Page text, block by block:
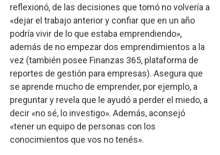
reflexionó, de las decisiones que tomó no volvería a
«dejar el trabajo anterior y confiar que en un año
podría vivir de lo que estaba emprendiendo»,
además de no empezar dos emprendimientos a la
vez (también posee Finanzas 365, plataforma de
reportes de gestión para empresas). Asegura que
se aprende mucho de emprender, por ejemplo, a
preguntar y revela que le ayudó a perder el miedo, a
decir «no sé, lo investigo». Además, aconsejó
«tener un equipo de personas con los
conocimientos que vos no tenés».